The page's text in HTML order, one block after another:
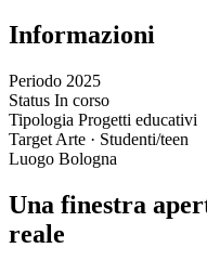
Informazioni
Periodo 2025
Status In corso
Tipologia Progetti educativi
Target Arte · Studenti/teen
Luogo Bologna
Una finestra
reale